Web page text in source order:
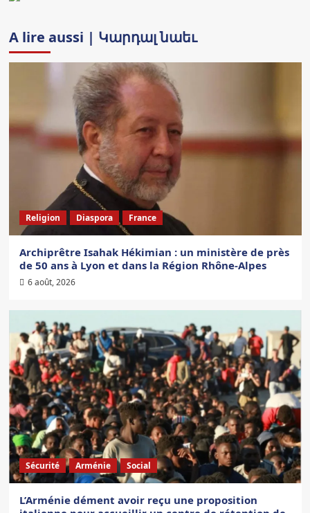
A lire aussi | Կարդալ նաեւ
Religion Diaspora France
Archiprêtre Isahak Hékimian : un ministère de près
de 50 ans à Lyon et dans la Région Rhône-Alpes
6 août, 2026
Sécurité Arménie Social
L’Arménie dément avoir reçu une proposition